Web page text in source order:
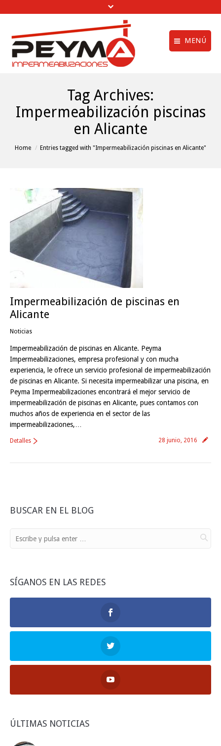
MENÚ
Obras Realizadas
Trabajos de
Impermeabilización
Vídeos
Política de cookies
Tag Archives:
Impermeabilización piscinas
en Alicante
You are here:
Home Entries tagged with "Impermeabilización piscinas en Alicante"
Impermeabilización de piscinas en
Alicante
Noticias
Impermeabilización de piscinas en Alicante. Peyma
Impermeabilizaciones, empresa profesional y con mucha
experiencia, le ofrece un servicio profesional de impermeabilización
de piscinas en Alicante. Si necesita impermeabilizar una piscina, en
Peyma Impermeabilizaciones encontrará el mejor servicio de
impermeabilización de piscinas en Alicante, pues contamos con
muchos años de experiencia en el sector de las
impermeabilizaciones,…
28 junio, 2016
Detalles
BUSCAR EN EL BLOG
SÍGANOS EN LAS REDES
ÚLTIMAS NOTICIAS